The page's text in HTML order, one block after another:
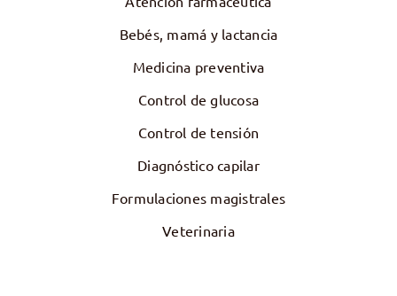
Bebés, mamá y lactancia
Medicina preventiva
Control de glucosa
Control de tensión
Diagnóstico capilar
Formulaciones magistrales
Veterinaria